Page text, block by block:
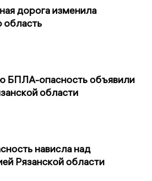
дорога изменила
область
БПЛА-опасность объявили
области
нависла над
Рязанской области